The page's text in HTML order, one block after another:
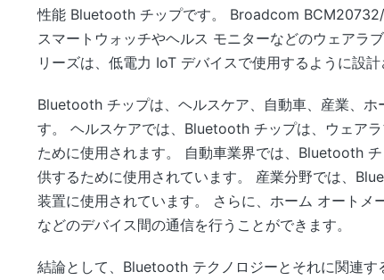
性能 Bluetooth チップです。 Broadcom
スマートウォッチやヘルス モニターなどのウェア
リーズは、低電力 IoT デバイスで使用するように設計
Bluetooth チップは、ヘルスケア、自動車、産業、
す。 ヘルスケアでは、Bluetooth チップは、ウェア
ために使用されます。 自動車業界では、Bluetooth
供するために使用されています。 産業分野では、
装置に使用されています。 さらに、ホーム オート
などのデバイス間の通信を行うことができます。
結論として、Bluetooth テクノロジーとそれに関連